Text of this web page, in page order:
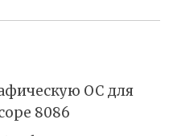
ОС для
8086